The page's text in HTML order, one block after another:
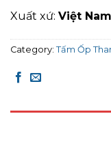
Xuất xứ: Việt Nam
Category: Tấm Ốp